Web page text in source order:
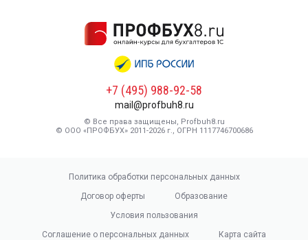
+7 (495) 988-92-58
mail@profbuh8.ru
© Все права защищены, Profbuh8.ru
© ООО «ПРОФБУХ» 2011-2026 г., ОГРН 1117746700686
Политика обработки персональных данных
Договор оферты
Образование
Условия пользования
Соглашение о персональных данных
Карта сайта